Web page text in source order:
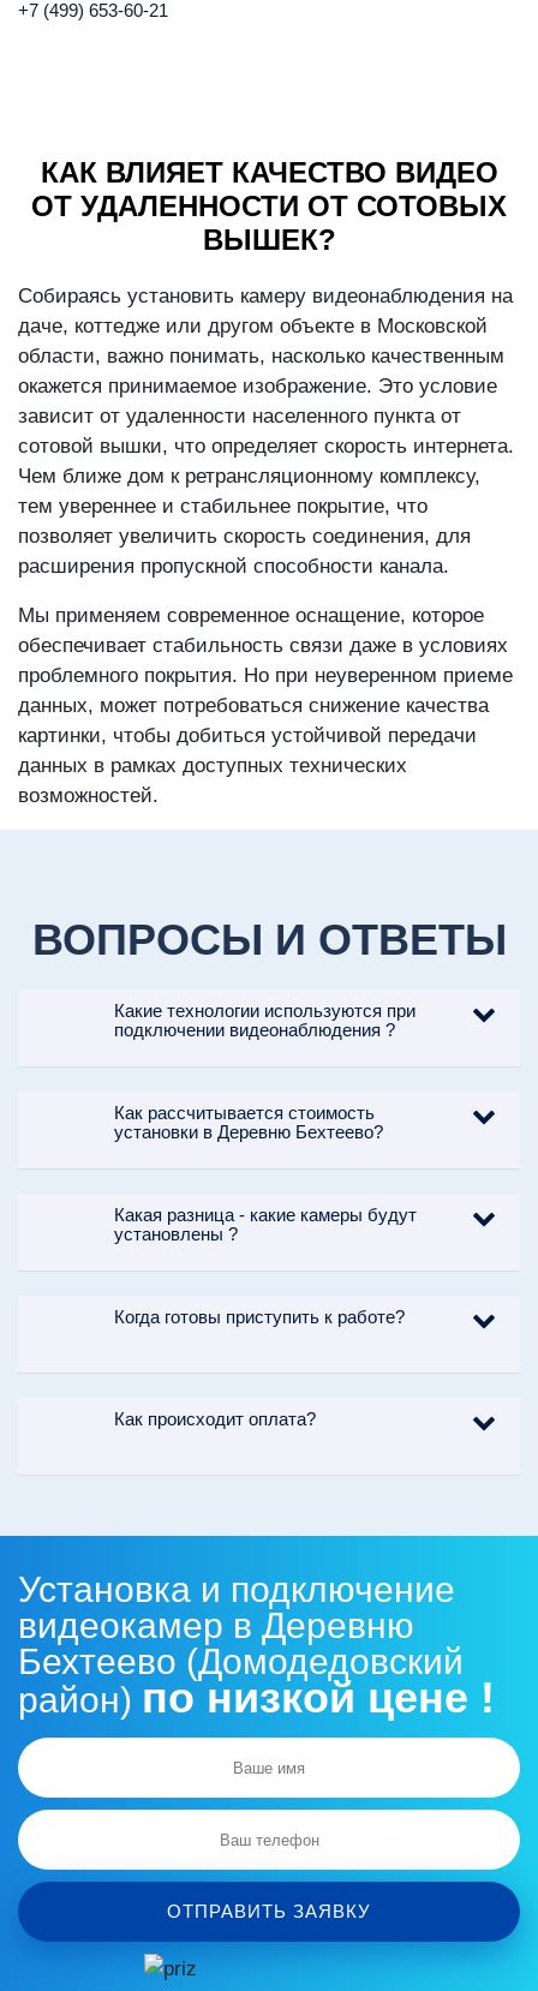
+7 (499) 653-60-21
КАК ВЛИЯЕТ КАЧЕСТВО ВИДЕО
ОТ УДАЛЕННОСТИ ОТ СОТОВЫХ
ВЫШЕК?
Собираясь установить камеру видеонаблюдения на
даче, коттедже или другом объекте в Московской
области, важно понимать, насколько качественным
окажется принимаемое изображение. Это условие
зависит от удаленности населенного пункта от
сотовой вышки, что определяет скорость интернета.
Чем ближе дом к ретрансляционному комплексу,
тем увереннее и стабильнее покрытие, что
позволяет увеличить скорость соединения, для
расширения пропускной способности канала.
Мы применяем современное оснащение, которое
обеспечивает стабильность связи даже в условиях
проблемного покрытия. Но при неуверенном приеме
данных, может потребоваться снижение качества
картинки, чтобы добиться устойчивой передачи
данных в рамках доступных технических
возможностей.
ВОПРОСЫ И ОТВЕТЫ
Какие технологии используются при
подключении видеонаблюдения ?
Как рассчитывается стоимость
установки в Деревню Бехтеево?
Какая разница - какие камеры будут
установлены ?
Когда готовы приступить к работе?
Как происходит оплата?
Установка и подключение
видеокамер в Деревню
Бехтеево (Домодедовский
район) по низкой цене !
ОТПРАВИТЬ ЗАЯВКУ